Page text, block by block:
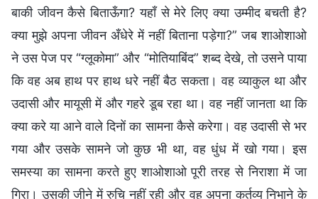
बाकी जीवन कैसे बिताऊँगा? यहाँ से मेरे लिए क्या उम्मीद बचती है?
क्या मुझे अपना जीवन अँधेरे में नहीं बिताना पड़ेगा?” जब शाओशाओ
ने उस पेज पर “ग्लूकोमा” और “मोतियाबिंद” शब्द देखे, तो उसने पाया
कि वह अब हाथ पर हाथ धरे नहीं बैठ सकता। वह व्याकुल था और
उदासी और मायूसी में और गहरे डूब रहा था। वह नहीं जानता था कि
क्या करे या आने वाले दिनों का सामना कैसे करेगा। वह उदासी से भर
गया और उसके सामने जो कुछ भी था, वह धुंध में खो गया। इस
समस्या का सामना करते हुए शाओशाओ पूरी तरह से निराशा में जा
गिरा। उसकी जीने में रुचि नहीं रही और वह अपना कर्तव्य निभाने के